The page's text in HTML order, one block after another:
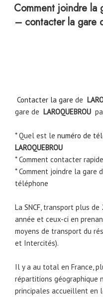
LE
Comment joindre la
– contacter la gare
Contacter la gare de
gare de LAROQUEBROU
* Quel est le numéro de
LAROQUEBROU
* Comment contacter
* Comment joindre la gare
téléphone
La SNCF , transport plus
année et ceux-ci en
moyens de transport du
et Intercités).
Il y a au total en France,
répartitions géographique
principales accueillent en